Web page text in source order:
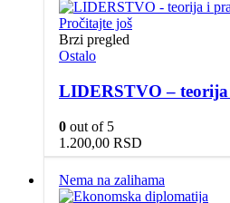
Pročitajte još
Brzi pregled
Ostalo
LIDERSTVO –
0 out of 5
1.200,00 RSD
Nema na zalihama